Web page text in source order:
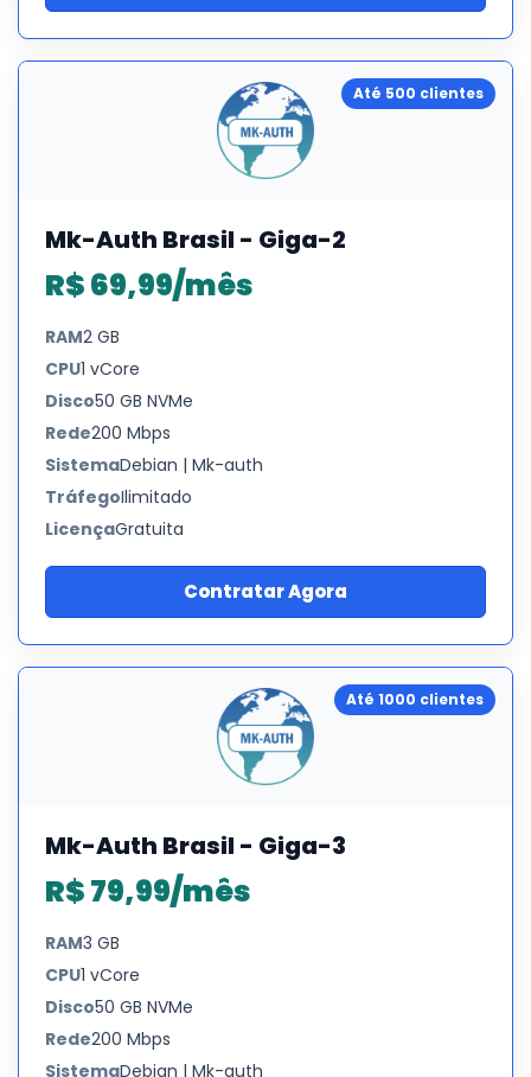
Até 500 clientes
Mk-Auth Brasil - Giga-2
R$ 69,99/mês
RAM2 GB
CPU1 vCore
Disco50 GB NVMe
Rede200 Mbps
SistemaDebian | Mk-auth
TráfegoIlimitado
LicençaGratuita
Contratar Agora
Até 1000 clientes
Mk-Auth Brasil - Giga-3
R$ 79,99/mês
RAM3 GB
CPU1 vCore
Disco50 GB NVMe
Rede200 Mbps
SistemaDebian | Mk-auth